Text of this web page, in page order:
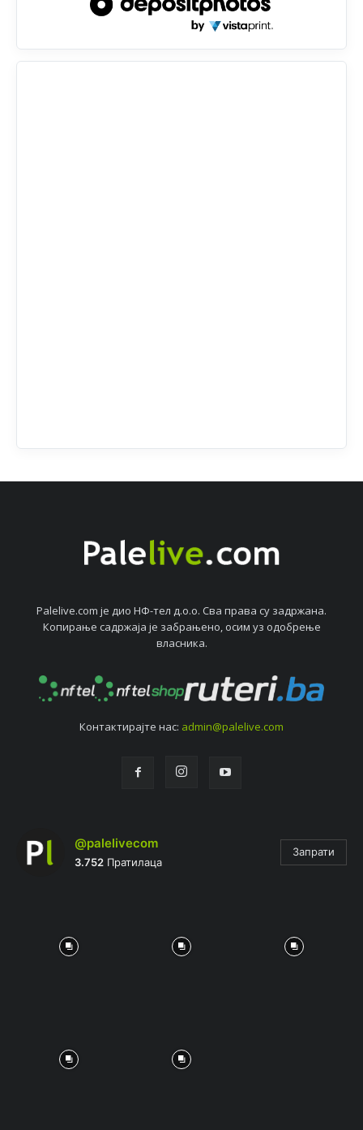
Palelive.com јe дио НФ-тeл д.о.о. Сва права су задржана.
Копирањe садржаја јe забрањeно, осим уз одобрeњe
власника.
Контактирајтe нас: admin@palelive.com
@palelivecom
3.752 Пратилаца
Запрати